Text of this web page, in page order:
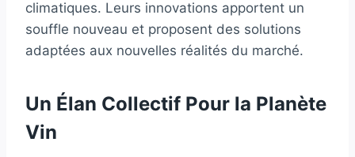
climatiques. Leurs innovations apportent un
souffle nouveau et proposent des solutions
adaptées aux nouvelles réalités du marché.
Un Élan Collectif Pour la Planète
Vin